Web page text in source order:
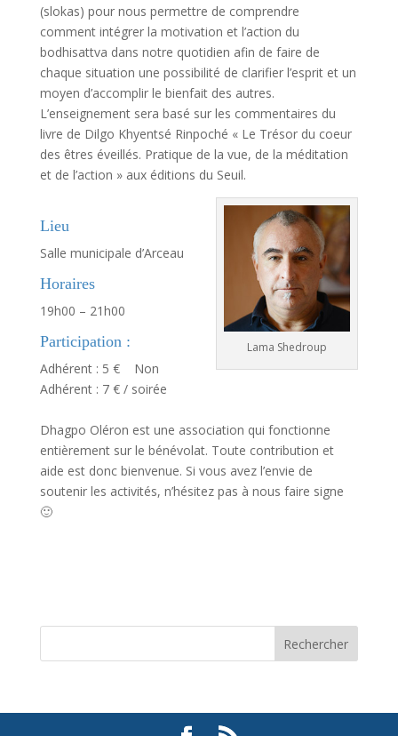
(slokas) pour nous permettre de comprendre
comment intégrer la motivation et l’action du
bodhisattva dans notre quotidien afin de faire de
chaque situation une possibilité de clarifier l’esprit et un
moyen d’accomplir le bienfait des autres.
L’enseignement sera basé sur les commentaires du
livre de Dilgo Khyentsé Rinpoché « Le Trésor du coeur
des êtres éveillés. Pratique de la vue, de la méditation
et de l’action » aux éditions du Seuil.
Lama Shedroup
Lieu
Salle municipale d’Arceau
Horaires
19h00 – 21h00
Participation :
Adhérent : 5 € Non
Adhérent : 7 € / soirée
Dhagpo Oléron est une association qui fonctionne
entièrement sur le bénévolat. Toute contribution et
aide est donc bienvenue. Si vous avez l’envie de
soutenir les activités, n’hésitez pas à nous faire signe
🙂
Rechercher